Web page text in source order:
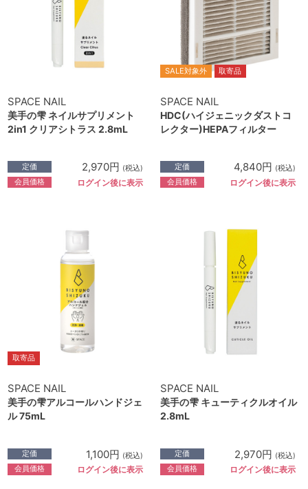
SPACE NAIL
美手の雫 ネイルサプリメント
2in1 クリアシトラス 2.8mL
定価 2,970円 (税込)
会員価格 ログイン後に表示
SALE対象外 取寄品
SPACE NAIL
HDC(ハイジェニックダストコ
レクター)HEPAフィルター
定価 4,840円 (税込)
会員価格 ログイン後に表示
取寄品
SPACE NAIL
美手の雫アルコールハンドジェ
ル 75mL
定価 1,100円 (税込)
会員価格 ログイン後に表示
SPACE NAIL
美手の雫 キューティクルオイル
2.8mL
定価 2,970円 (税込)
会員価格 ログイン後に表示